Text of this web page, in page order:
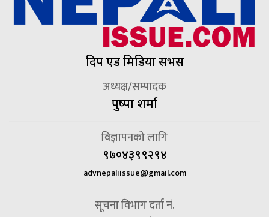
दिप एड मिडिया सर्भिस
अध्यक्ष/सम्पादक
पुष्पा शर्मा
विज्ञापनको लागि
९७०४३९९२९४
advnepaliissue@gmail.com
सूचना विभाग दर्ता नं.